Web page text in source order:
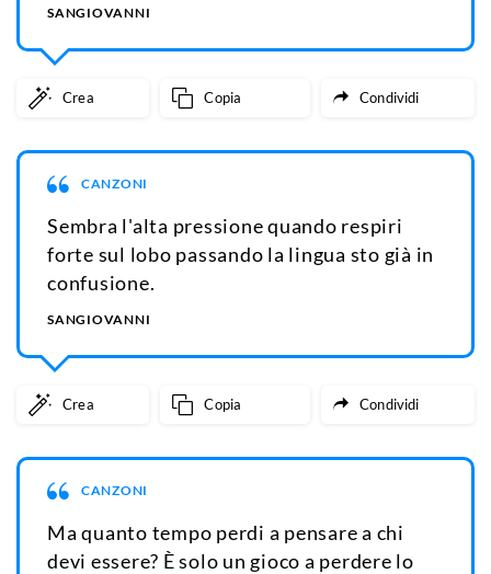
SANGIOVANNI
Crea Copia Condividi
CANZONI
Sembra l'alta pressione quando respiri
forte sul lobo passando la lingua sto già in
confusione.
SANGIOVANNI
Crea Copia Condividi
CANZONI
Ma quanto tempo perdi a pensare a chi
devi essere? È solo un gioco a perdere lo